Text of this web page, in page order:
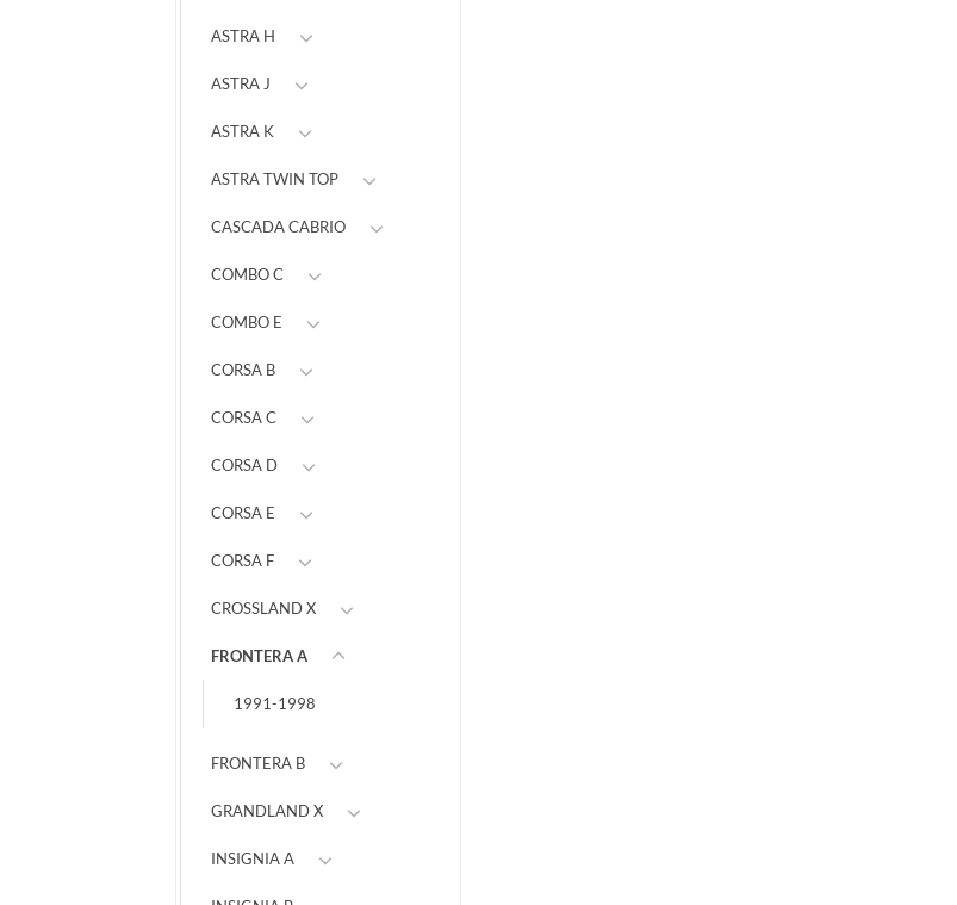
ASTRA H
ASTRA J
ASTRA K
ASTRA TWIN TOP
CASCADA CABRIO
COMBO C
COMBO E
CORSA B
CORSA C
CORSA D
CORSA E
CORSA F
CROSSLAND X
FRONTERA A
1991-1998
FRONTERA B
GRANDLAND X
INSIGNIA A